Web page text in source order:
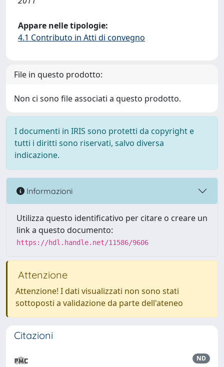
Appare nelle tipologie:
4.1 Contributo in Atti di convegno
File in questo prodotto:
Non ci sono file associati a questo prodotto.
I documenti in IRIS sono protetti da copyright e
tutti i diritti sono riservati, salvo diversa
indicazione.
Informazioni
Utilizza questo identificativo per citare o creare un
link a questo documento:
https://hdl.handle.net/11586/9606
Attenzione
Attenzione! I dati visualizzati non sono stati
sottoposti a validazione da parte dell'ateneo
Citazioni
ND